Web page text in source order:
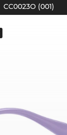
CC0023O (001)